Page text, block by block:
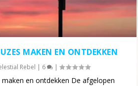
MAKEN EN ONTDEKKEN
Rebel | 6 |
en ontdekken De afgelopen